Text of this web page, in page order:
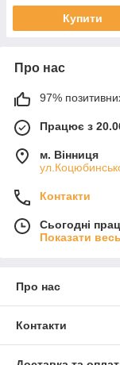
Купити
Про нас
97%
Працює з
м. Вінниця
Контакти
Сьогодні
Показати
Про нас
Контакти